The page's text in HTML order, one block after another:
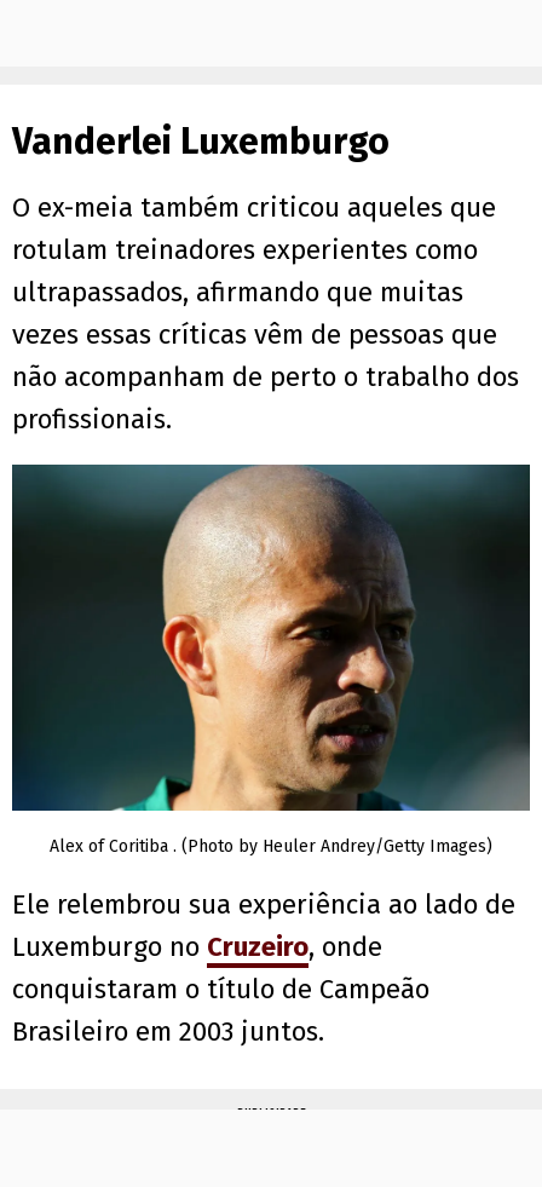
Vanderlei Luxemburgo
O ex-meia também criticou aqueles que
rotulam treinadores experientes como
ultrapassados, afirmando que muitas
vezes essas críticas vêm de pessoas que
não acompanham de perto o trabalho dos
profissionais.
Alex of Coritiba . (Photo by Heuler Andrey/Getty Images)
Ele relembrou sua experiência ao lado de
Luxemburgo no Cruzeiro, onde
conquistaram o título de Campeão
Brasileiro em 2003 juntos.
PUBLICIDADE